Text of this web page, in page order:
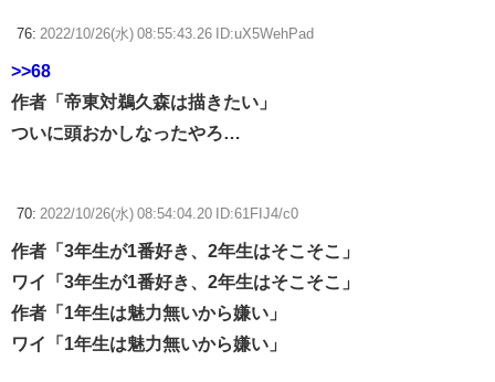
76: 2022/10/26(水) 08:55:43.26 ID:uX5WehPad
>>68
作者「帝東対鵜久森は描きたい」
ついに頭おかしなったやろ…
70: 2022/10/26(水) 08:54:04.20 ID:61FIJ4/c0
作者「3年生が1番好き、2年生はそこそこ」
ワイ「3年生が1番好き、2年生はそこそこ」
作者「1年生は魅力無いから嫌い」
ワイ「1年生は魅力無いから嫌い」